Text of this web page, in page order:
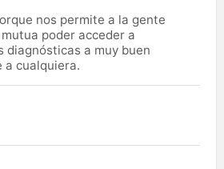
nos permite a la gente
poder acceder a
diagnósticas a muy buen
a cualquiera.